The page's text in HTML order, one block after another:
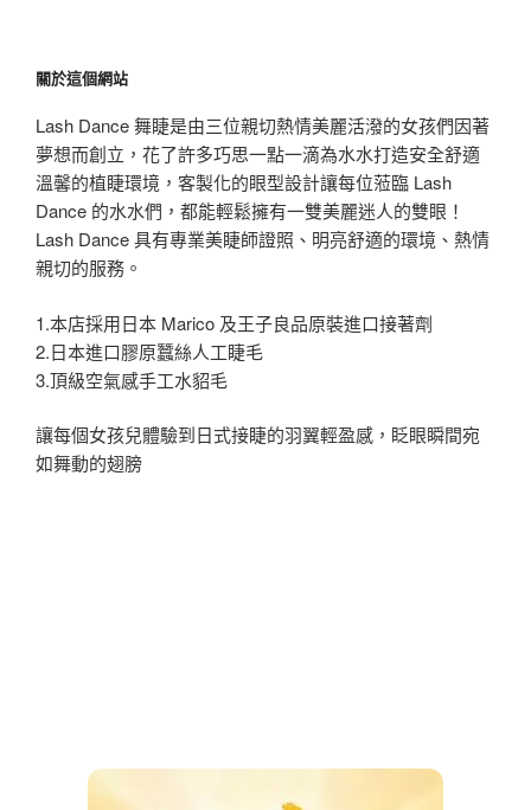
關於這個網站
Lash Dance 舞睫是由三位親切熱情美麗活潑的女孩們因著
夢想而創立，花了許多巧思一點一滴為水水打造安全舒適
溫馨的植睫環境，客製化的眼型設計讓每位蒞臨 Lash
Dance 的水水們，都能輕鬆擁有一雙美麗迷人的雙眼！
Lash Dance 具有專業美睫師證照、明亮舒適的環境、熱情
親切的服務。
1.本店採用日本 Marico 及王子良品原裝進口接著劑
2.日本進口膠原蠶絲人工睫毛
3.頂級空氣感手工水貂毛
讓每個女孩兒體驗到日式接睫的羽翼輕盈感，眨眼瞬間宛
如舞動的翅膀